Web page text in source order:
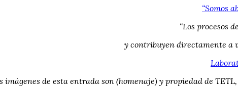
“Somos
“Los procesos
y contribuyen directamente a
imágenes de esta entrada son (homenaje) y propiedad de